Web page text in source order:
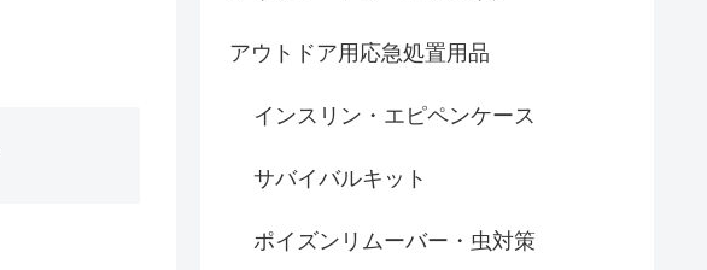
アウトドア用応急処置用品
インスリン・エピペンケース
サバイバルキット
ポイズンリムーバー・虫対策